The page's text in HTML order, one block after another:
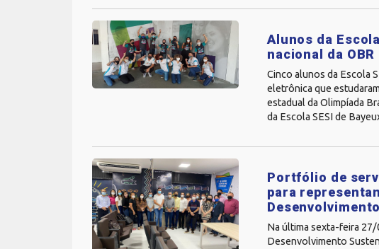
Alunos da
nacional da OBR
Cinco alunos da Escola
eletrônica que
estadual da Olimpíada
da Escola SESI de
Portfólio de
para
Na última sexta-feira
Desenvolvimento